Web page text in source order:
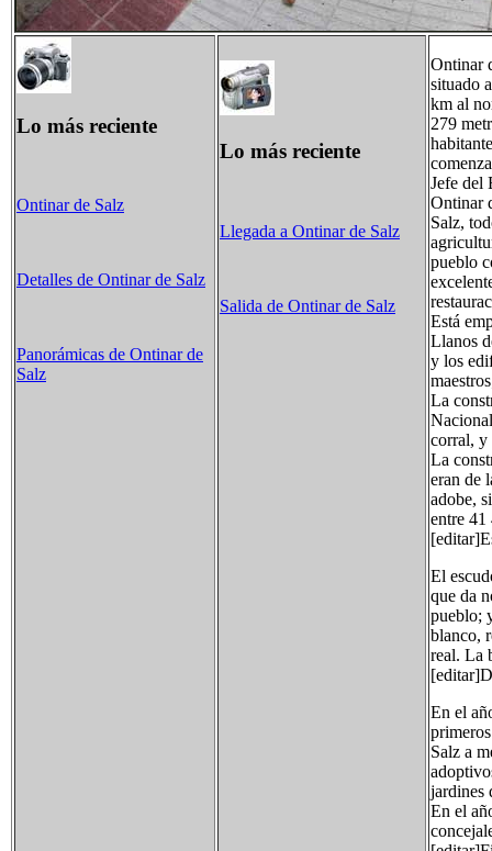
Lo más reciente
Ontinar de Salz
Detalles de Ontinar de Salz
Panorámicas de Ontinar de
Salz
Lo más reciente
Llegada a Ontinar de Salz
Salida de Ontinar de Salz
Ontinar
situado
km al
279
Jefe del
Ontinar
Salz,
pueblo
Está
Llanos
y los
La
corral, y
La
eran de
adobe,
entre 41
El
que da
pueblo;
blanco,
real. La
En el
Salz a
jardines
En el